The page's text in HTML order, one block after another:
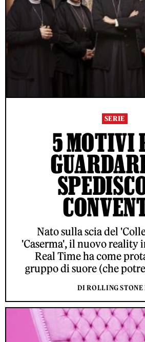
SERIE
5 MOTIVI
Nato sulla scia del
'Caserma', il nuovo reality
Real Time ha come
gruppo di suore (che
DI ROLLING STONE